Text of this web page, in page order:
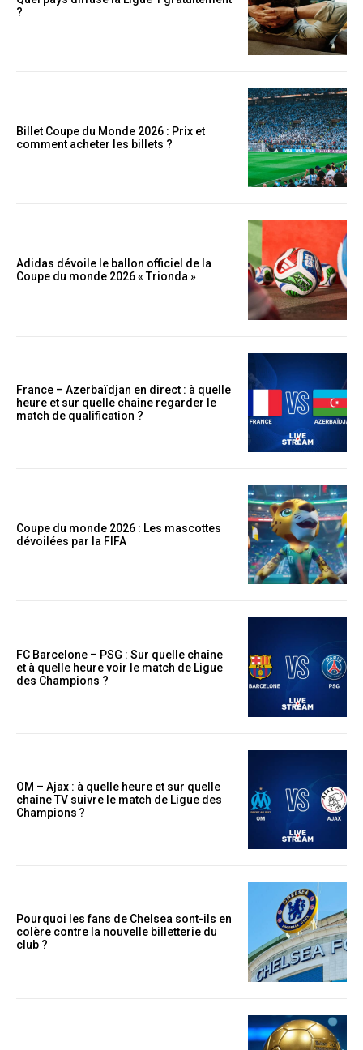
?
Billet Coupe du Monde 2026 : Prix et
comment acheter les billets ?
Adidas dévoile le ballon officiel de la
Coupe du monde 2026 « Trionda »
France – Azerbaïdjan en direct : à quelle
heure et sur quelle chaîne regarder le
match de qualification ?
Coupe du monde 2026 : Les mascottes
dévoilées par la FIFA
FC Barcelone – PSG : Sur quelle chaîne
et à quelle heure voir le match de Ligue
des Champions ?
OM – Ajax : à quelle heure et sur quelle
chaîne TV suivre le match de Ligue des
Champions ?
Pourquoi les fans de Chelsea sont-ils en
colère contre la nouvelle billetterie du
club ?